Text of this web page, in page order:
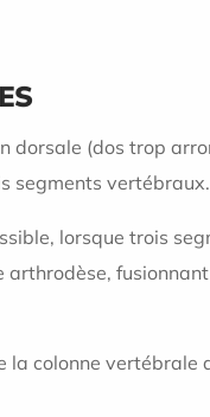
(dos trop
segments vertébraux.
lorsque trois
la colonne